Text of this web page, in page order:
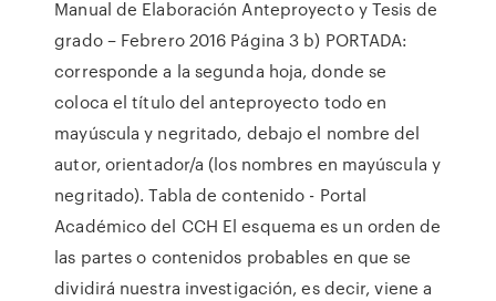
Manual de Elaboración Anteproyecto y Tesis de
grado – Febrero 2016 Página 3 b) PORTADA:
corresponde a la segunda hoja, donde se
coloca el título del anteproyecto todo en
mayúscula y negritado, debajo el nombre del
autor, orientador/a (los nombres en mayúscula y
negritado). Tabla de contenido - Portal
Académico del CCH El esquema es un orden de
las partes o contenidos probables en que se
dividirá nuestra investigación, es decir, viene a